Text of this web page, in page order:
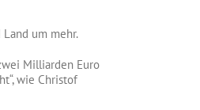
um mehr.
Milliarden Euro
wie Christof